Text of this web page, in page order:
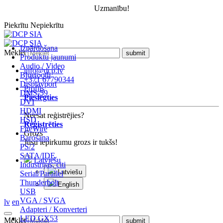
Uzmanību!
Piekrītu Nepiekrītu
Izpārdošana
Produktu jaunumi
Audio / Video
Bluetooth
Displayport
DMS-59
DVI
HDMI
HSD
FireWire
Barošana
PS/2
SATA/IDE
Industrijas, citi
Serial/Parallel
Thunderbolt
USB
VGA / SVGA
Adapteri / Konverteri
LED GX53
Meklēt
info@dcp.lv
+371 67790344
Profils
Pieslēgties
Neesat reģistrējies?
Reģistrēties
Grozs
Jūsu iepirkumu grozs ir tukšs!
Latviešu
Latviešu
English
lv en
Meklēt